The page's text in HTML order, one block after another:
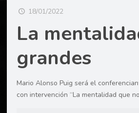
18/01/2022
La
grandes
Mario Alonso Puig será el
con intervención “La mentalidad que